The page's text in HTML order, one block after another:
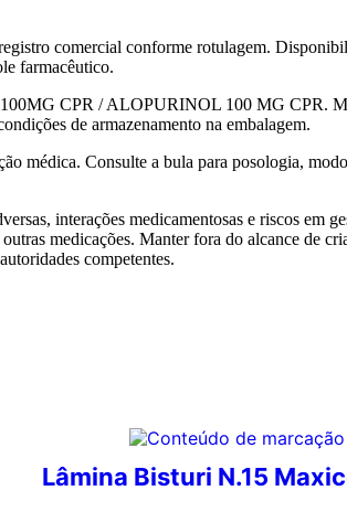
comercial conforme rotulagem.
farmacêutico.
CPR / ALOPURINOL 100 MG CPR.
de armazenamento na embalagem.
médica. Consulte a bula para posologia,
interações medicamentosas e riscos em
medicações. Manter fora do alcance de
competentes.
Lâmina Bisturi N.15